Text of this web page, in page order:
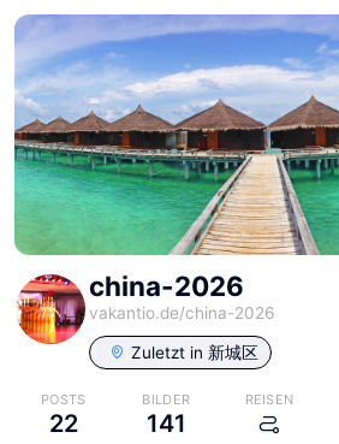
china-2026
vakantio.de/china-2026
Zuletzt in 新城区
POSTS
22
BILDER
141
REISEN